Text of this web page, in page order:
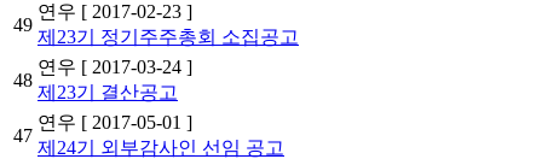
49
연우 [ 2017-02-23 ]
제23기 정기주주총회 소집공고
48
연우 [ 2017-03-24 ]
제23기 결산공고
47
연우 [ 2017-05-01 ]
제24기 외부감사인 선임 공고